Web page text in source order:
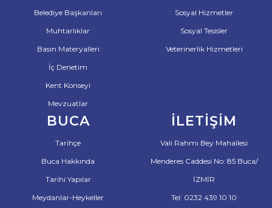
Belediye Başkanları
Muhtarlıklar
Basın Materyalleri
İç Denetim
Kent Konseyi
Mevzuatlar
Sosyal Hizmetler
Sosyal Tesisler
Veterinerlik Hizmetleri
BUCA
Tarihçe
Buca Hakkında
Tarihi Yapılar
Meydanlar-Heykeller
İLETIŞIM
Vali Rahmi Bey Mahallesi
Menderes Caddesi No: 85 Buca/
İZMİR
Tel: 0232 439 10 10